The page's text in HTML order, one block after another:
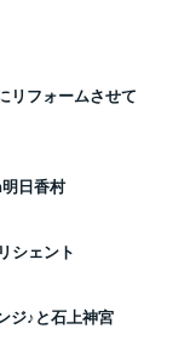
リフォームさせて
日香村
シェント
ジ♪と石上神宮